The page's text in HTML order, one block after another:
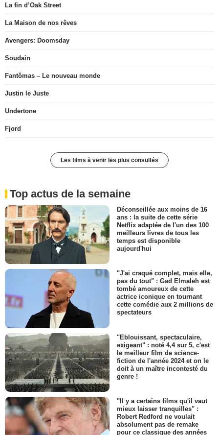
La fin d’Oak Street
La Maison de nos rêves
Avengers: Doomsday
Soudain
Fantômas – Le nouveau monde
Justin le Juste
Undertone
Fjord
Les films à venir les plus consultés
Top actus de la semaine
Déconseillée aux moins de 16
ans : la suite de cette série
Netflix adaptée de l'un des 100
meilleurs livres de tous les
temps est disponible
aujourd'hui
"J'ai craqué complet, mais elle,
pas du tout" : Gad Elmaleh est
tombé amoureux de cette
actrice iconique en tournant
cette comédie aux 2 millions de
spectateurs
"Eblouissant, spectaculaire,
exigeant" : noté 4,4 sur 5, c'est
le meilleur film de science-
fiction de l'année 2024 et on le
doit à un maître incontesté du
genre !
"Il y a certains films qu'il vaut
mieux laisser tranquilles" :
Robert Redford ne voulait
absolument pas de remake
pour ce classique des années